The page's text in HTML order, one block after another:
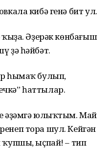
кибә генә бит ул.
Әҙерәк көнбағыш
ҙә һәйбәт.
һымаҡ булып,
һаттылар.
әҙәмгә юлыҡтым. Май
тора шул. Кейгән
ҡупшы, ыҫпай! – тип